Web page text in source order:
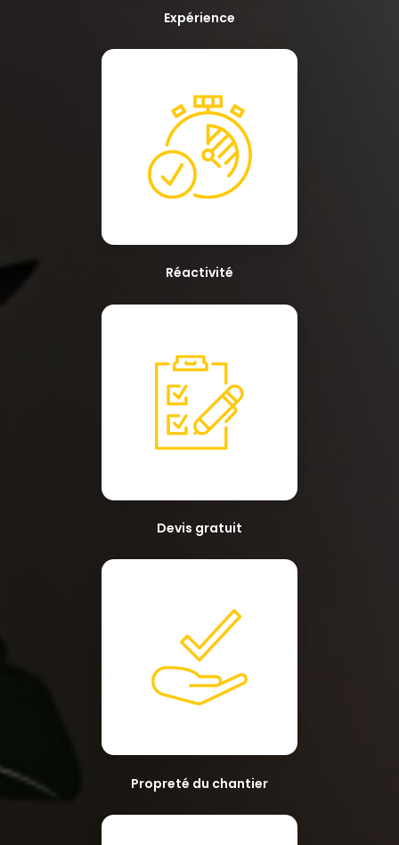
Expérience
Réactivité
Devis gratuit
Propreté du chantier